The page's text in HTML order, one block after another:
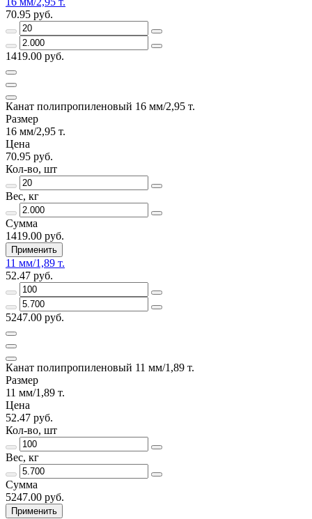
70.95 руб.
1419.00 руб.
Канат полипропиленовый 16 мм/2,95 т.
Размер
16 мм/2,95 т.
Цена
70.95 руб.
Кол-во, шт
Вес, кг
Сумма
1419.00 руб.
Применить
11 мм/1,89 т.
52.47 руб.
5247.00 руб.
Канат полипропиленовый 11 мм/1,89 т.
Размер
11 мм/1,89 т.
Цена
52.47 руб.
Кол-во, шт
Вес, кг
Сумма
5247.00 руб.
Применить